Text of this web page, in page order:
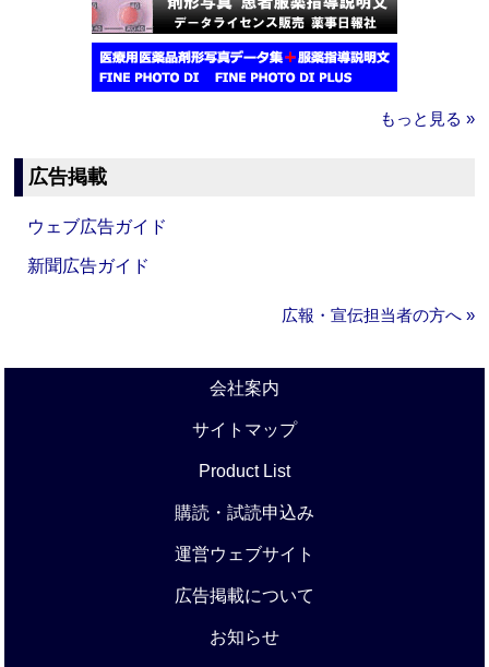
もっと見る »
広告掲載
ウェブ広告ガイド
新聞広告ガイド
広報・宣伝担当者の方へ »
会社案内
サイトマップ
Product List
購読・試読申込み
運営ウェブサイト
広告掲載について
お知らせ